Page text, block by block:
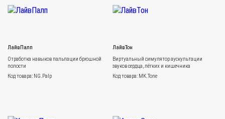
ЛайвПалп
Отработка навыков пальпации брюшной
полости
Код товара: NG.Palp
ЛайвТон
Виртуальный симулятор аускультации
звуков сердца, лёгких и кишечника
Код товара: MK.Tone